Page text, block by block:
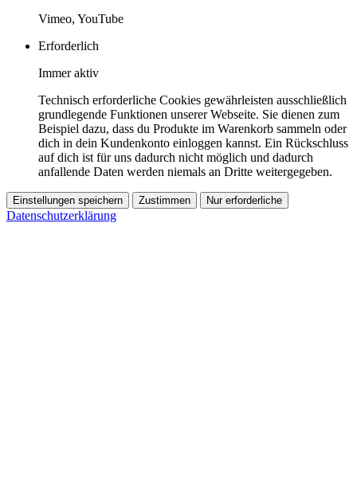
Vimeo, YouTube
Erforderlich
Immer aktiv
Technisch erforderliche Cookies gewährleisten ausschließlich
grundlegende Funktionen unserer Webseite. Sie dienen zum
Beispiel dazu, dass du Produkte im Warenkorb sammeln oder
dich in dein Kundenkonto einloggen kannst. Ein Rückschluss
auf dich ist für uns dadurch nicht möglich und dadurch
anfallende Daten werden niemals an Dritte weitergegeben.
Einstellungen speichern Zustimmen Nur erforderliche
Datenschutzerklärung